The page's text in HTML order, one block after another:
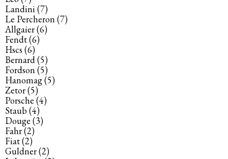
Landini(7)
Le Percheron(7)
Allgaier(6)
Fendt(6)
Hscs (6)
Bernard(5)
Fordson(5)
Hanomag(5)
Zetor(5)
Porsche (4)
Staub(4)
Douge (3)
Fahr(2)
Fiat(2)
Guldner(2)